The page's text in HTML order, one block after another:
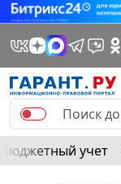
Бюджетный учет